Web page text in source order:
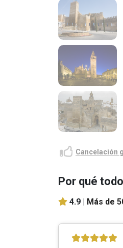
Cancelación
Por qué
4.9 | Más de